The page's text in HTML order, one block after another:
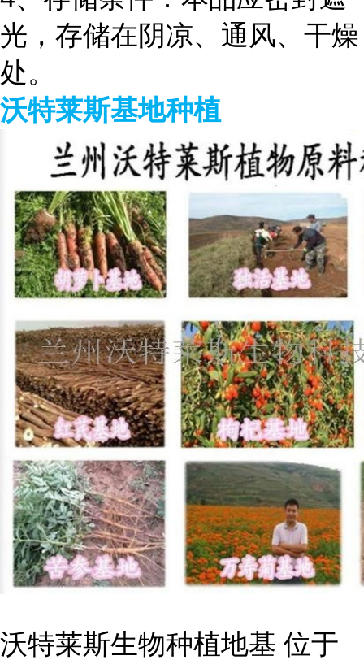
光，存储在阴凉、通风、干燥
处。
沃特莱斯基地种植
沃特莱斯生物种植地基 位于